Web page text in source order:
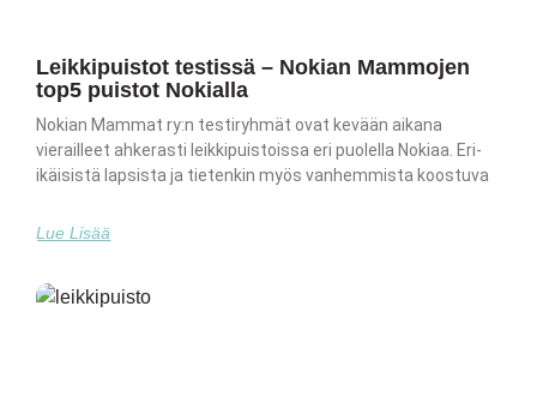
Leikkipuistot testissä – Nokian Mammojen
top5 puistot Nokialla
Nokian Mammat ry:n testiryhmät ovat kevään aikana
vierailleet ahkerasti leikkipuistoissa eri puolella Nokiaa. Eri-
ikäisistä lapsista ja tietenkin myös vanhemmista koostuva
Lue Lisää